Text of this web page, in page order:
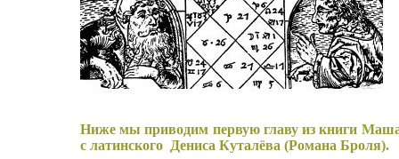
Ниже мы приводим первую главу из книги
с латинского Дениса Куталёва (Романа Броля).